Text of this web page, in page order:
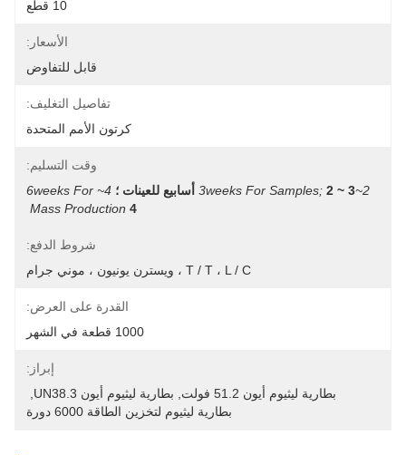
10 قطع
الأسعار:
قابل للتفاوض
تفاصيل التغليف:
كرتون الأمم المتحدة
وقت التسليم:
2~3weeks For Samples; 2 ~ 3 أسابيع للعينات ؛
4~6weeks For
Mass Production 4
شروط الدفع:
T / T ، L / C ، ويسترن يونيون ، موني جرام
القدرة على العرض:
1000 قطعة في الشهر
إبراز:
بطارية ليثيوم أيون 51.2 فولت
بطارية ليثيوم أيون UN38.3
بطارية ليثيوم لتخزين الطاقة 6000 دورة